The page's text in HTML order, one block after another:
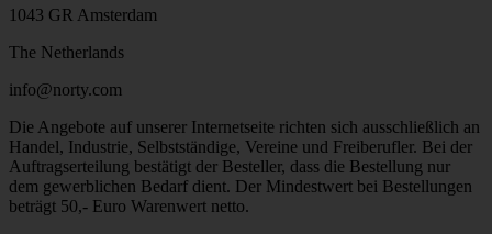
1043 GR Amsterdam
The Netherlands
info@norty.com
Die Angebote auf unserer Internetseite richten sich ausschließlich an
Handel, Industrie, Selbstständige, Vereine und Freiberufler. Bei der
Auftragserteilung bestätigt der Besteller, dass die Bestellung nur
dem gewerblichen Bedarf dient. Der Mindestwert bei Bestellungen
beträgt 50,- Euro Warenwert netto.